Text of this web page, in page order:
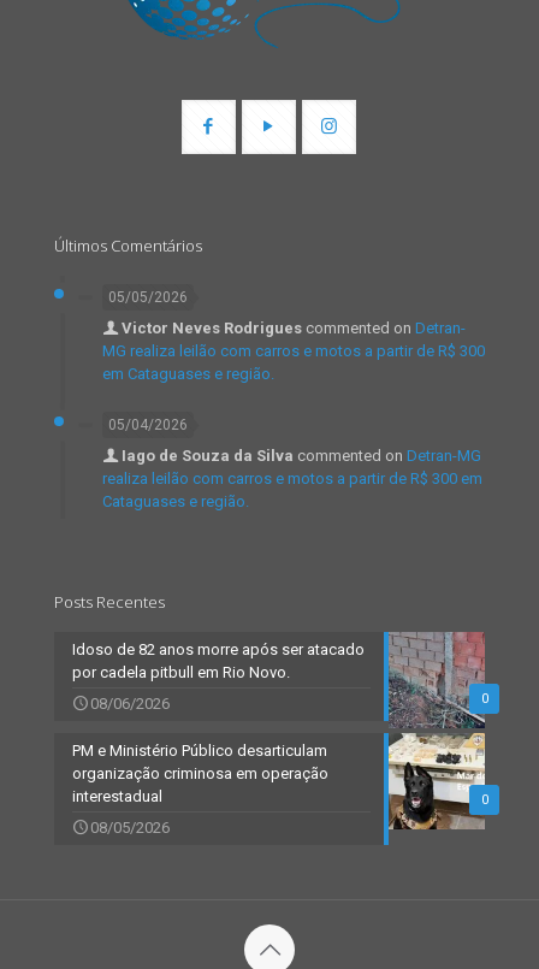
Últimos Comentários
05/05/2026
Victor Neves Rodrigues commented on Detran-
MG realiza leilão com carros e motos a partir de R$ 300
em Cataguases e região.
05/04/2026
Iago de Souza da Silva commented on Detran-MG
realiza leilão com carros e motos a partir de R$ 300 em
Cataguases e região.
Posts Recentes
0
Idoso de 82 anos morre após ser atacado
por cadela pitbull em Rio Novo.
08/06/2026
0
PM e Ministério Público desarticulam
organização criminosa em operação
interestadual
08/05/2026